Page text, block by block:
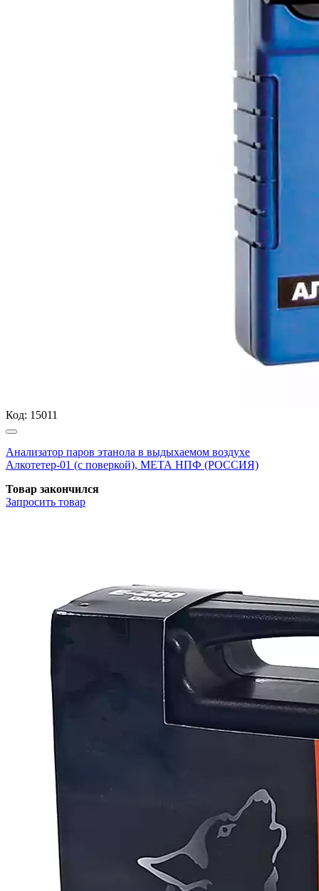
Код: 15011
Анализатор паров этанола в выдыхаемом воздухе
Алкотетер-01 (с поверкой), МЕТА НПФ (РОССИЯ)
Товар закончился
Запросить товар